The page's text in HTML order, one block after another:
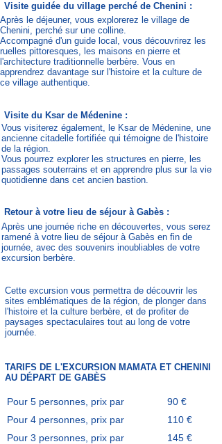
Visite guidée du village perché de Chenini :
Après le déjeuner, vous explorerez le village de
Chenini, perché sur une colline.
Accompagné d'un guide local, vous découvrirez les
ruelles pittoresques, les maisons en pierre et
l'architecture traditionnelle berbère. Vous en
apprendrez davantage sur l'histoire et la culture de
ce village authentique.
Visite du Ksar de Médenine :
Vous visiterez également, le Ksar de Médenine, une
ancienne citadelle fortifiée qui témoigne de l'histoire
de la région.
Vous pourrez explorer les structures en pierre, les
passages souterrains et en apprendre plus sur la vie
quotidienne dans cet ancien bastion.
Retour à votre lieu de séjour à Gabès :
Après une journée riche en découvertes, vous serez
ramené à votre lieu de séjour à Gabès en fin de
journée, avec des souvenirs inoubliables de votre
excursion berbère.
Cette excursion vous permettra de découvrir les
sites emblématiques de la région, de plonger dans
l'histoire et la culture berbère, et de profiter de
paysages spectaculaires tout au long de votre
journée.
TARIFS DE L'EXCURSION MAMATA ET CHENINI
AU DÉPART DE GABÈS
Pour 5 personnes, prix par
personne
90 €
Pour 4 personnes, prix par
personne
110 €
Pour 3 personnes, prix par
145 €